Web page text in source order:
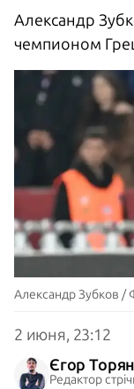
Александр
чемпионом
Александр Зубков /
2 июня, 23:12
Єгор
Редактор